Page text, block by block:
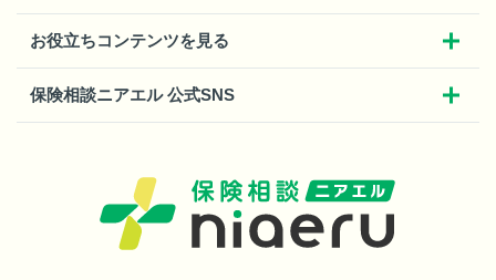
お役立ちコンテンツを見る
保険相談ニアエル 公式SNS